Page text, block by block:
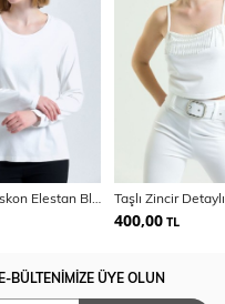
400,00 TL
BÜLTENİMİZE ÜYE OLUN